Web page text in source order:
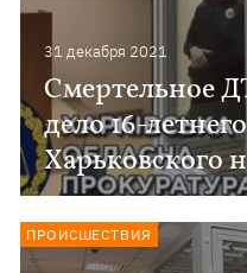
31 декабря 2021
Смертельное
дело 16-
Харьковского
ПРОИСШЕСТВИЯ